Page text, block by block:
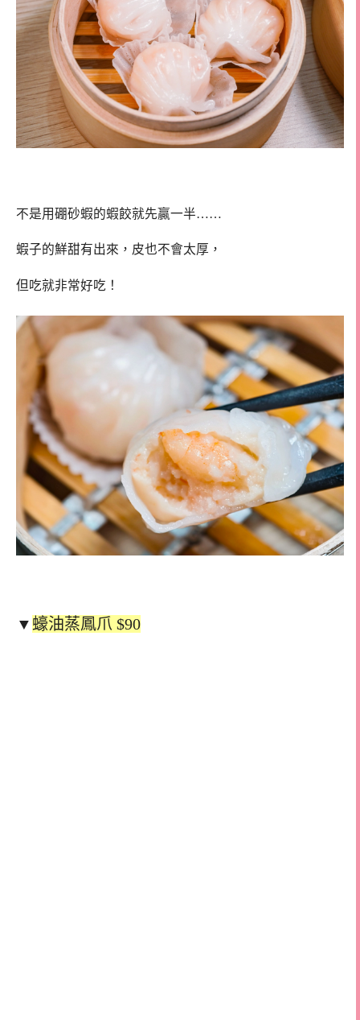
不是用硼砂蝦的蝦餃就先贏一半……
蝦子的鮮甜有出來，皮也不會太厚，
但吃就非常好吃！
▼蠔油蒸鳳爪 $90